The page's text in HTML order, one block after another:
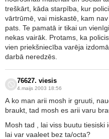
treškārt, kāda starpība, kur
vārtrūmē, vai miskastē, kam
pats. Te pamatā ir tikai un
nekas vairāk. Protams, ka
vien priekšniecība varēja
darbā neredzēs.
76627. viesis
4.maijs 2003 18:56
A ko man arii mosh ir gruuti,
braukt, tad mosh es arii varu
Mosh tad , lai viss buutu tiesiski
lai var vaaleet bez ta/octa?